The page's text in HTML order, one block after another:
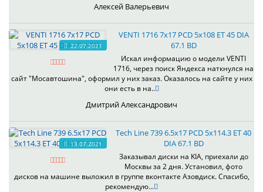
Алексей Валерьевич
22.07.2021
VENTI 1716 7x17 PCD 5x108 ET 45 DIA
67.1 BD
Искал информацию о модели VENTI
1716, через поиск Яндекса наткнулся на
сайт "Мосавтошина", оформил у них заказ. Оказалось на сайте у них
они есть в на..
Дмитрий Александрович
13.07.2021
Tech Line 739 6.5x17 PCD 5x114.3 ET 40
DIA 67.1 BD
Заказывал диски на KIA, приехали до
Москвы за 2 дня. Установил, фото
дисков на машине выложил в группе вконтакте Азовдиск. Спасибо,
рекомендую...